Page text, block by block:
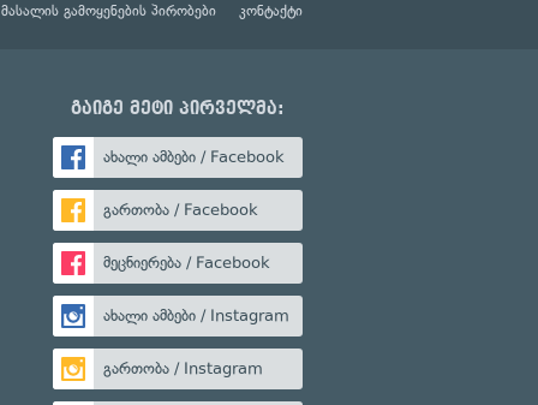
მასალის გამოყენების პირობები კონტაქტი
გაიგე მეტი პირველმა:
ახალი ამბები / Facebook
გართობა / Facebook
მეცნიერება / Facebook
ახალი ამბები / Instagram
გართობა / Instagram